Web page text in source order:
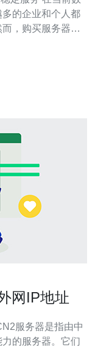
的企业和个人都
，购买服务器往
服务器cN2，为
网IP地址
的服务器。它们